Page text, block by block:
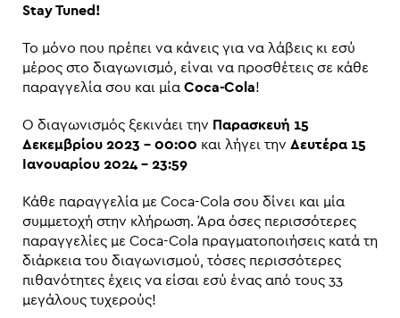
Stay Tuned!
Το μόνο που πρέπει να κάνεις για να λάβεις κι εσύ
μέρος στο διαγωνισμό, είναι να προσθέτεις σε κάθε
παραγγελία σου και μία Coca-Cola!
Ο διαγωνισμός ξεκινάει την Παρασκευή 15
Δεκεμβρίου 2023 – 00:00 και λήγει την Δευτέρα 15
Ιανουαρίου 2024 – 23:59
Κάθε παραγγελία με Coca-Cola σου δίνει και μία
συμμετοχή στην κλήρωση. Άρα όσες περισσότερες
παραγγελίες με Coca-Cola πραγματοποιήσεις κατά τη
διάρκεια του διαγωνισμού, τόσες περισσότερες
πιθανότητες έχεις να είσαι εσύ ένας από τους 33
μεγάλους τυχερούς!